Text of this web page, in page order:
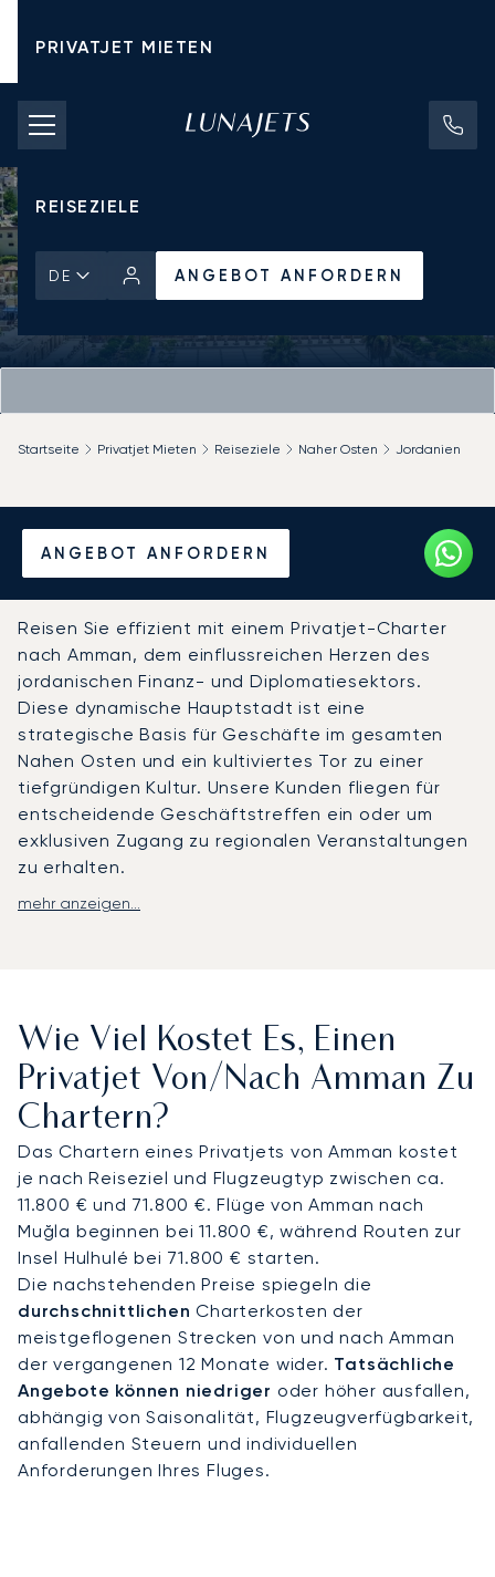
PRIVATJET MIETEN
CHARTERPREISE
PRIVATJETS
REISEZIELE
DE ANGEBOT ANFORDERN
ANGEBOT ANFORDERN
Startseite Privatjet Mieten Reiseziele Naher Osten Jordanien
Mieten Sie einen Privatjet
von/nach Amman
Reisen Sie effizient mit einem Privatjet-Charter
nach Amman, dem einflussreichen Herzen des
jordanischen Finanz- und Diplomatiesektors.
Diese dynamische Hauptstadt ist eine
strategische Basis für Geschäfte im gesamten
Nahen Osten und ein kultiviertes Tor zu einer
tiefgründigen Kultur. Unsere Kunden fliegen für
entscheidende Geschäftstreffen ein oder um
exklusiven Zugang zu regionalen Veranstaltungen
zu erhalten.
Ihr Flug wird nach Ihrem persönlichen Zeitplan
ausruhen können. So stellen wir sicher, dass Sie
entspannt und vorbereitet landen, nur wenige
Minuten von Ihren Meetings im King Hussein
Business Park entfernt.
Unser Service basiert auf dem langfristigen
Vertrauen unserer Kunden; unsere Top-100-
Kunden, darunter auch Flugabteilungen von
Unternehmen, fliegen im Durchschnitt seit mehr
als sieben Jahren mit uns. Diese bewährte
Zuverlässigkeit ist Ihre Garantie für absolute
Diskretion und stellt sicher, dass Ihre sensiblen
geschäftlichen oder diplomatischen Termine in
Amman mit unerschütterlicher Vertraulichkeit und
Sorgenfreiheit behandelt werden.
mehr anzeigen...
Wie Viel Kostet Es, Einen
Privatjet Von/nach Amman Zu
Chartern?
Das Chartern eines Privatjets von Amman kostet
je nach Reiseziel und Flugzeugtyp zwischen ca.
11.800 € und 71.800 €. Flüge von Amman nach
Muğla beginnen bei 11.800 €, während Routen zur
Insel Hulhulé bei 71.800 € starten.
Die nachstehenden Preise spiegeln die
durchschnittlichen Charterkosten der
meistgeflogenen Strecken von und nach Amman
der vergangenen 12 Monate wider. Tatsächliche
Angebote können niedriger oder höher ausfallen,
abhängig von Saisonalität, Flugzeugverfügbarkeit,
anfallenden Steuern und individuellen
Anforderungen Ihres Fluges.